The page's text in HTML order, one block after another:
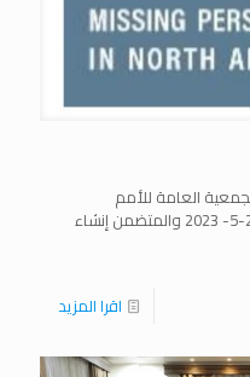
العامة للأمم
المتحدة ذو الرقم A/77/L79 تاريخ 23-5- 2023 والمتضمن إنشاء
اقرا المزيد